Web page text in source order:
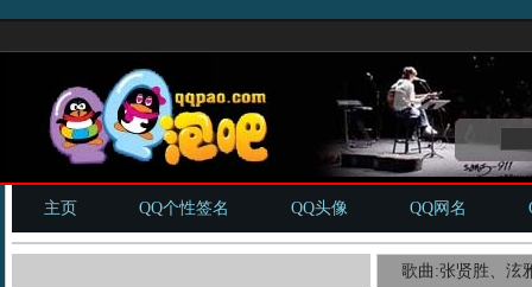
主页 QQ个性签名 QQ头像 QQ网名
歌曲:张贤胜、泫